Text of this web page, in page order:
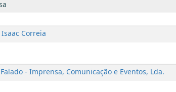
Correia
- Imprensa, Comunicação e Eventos, Lda.